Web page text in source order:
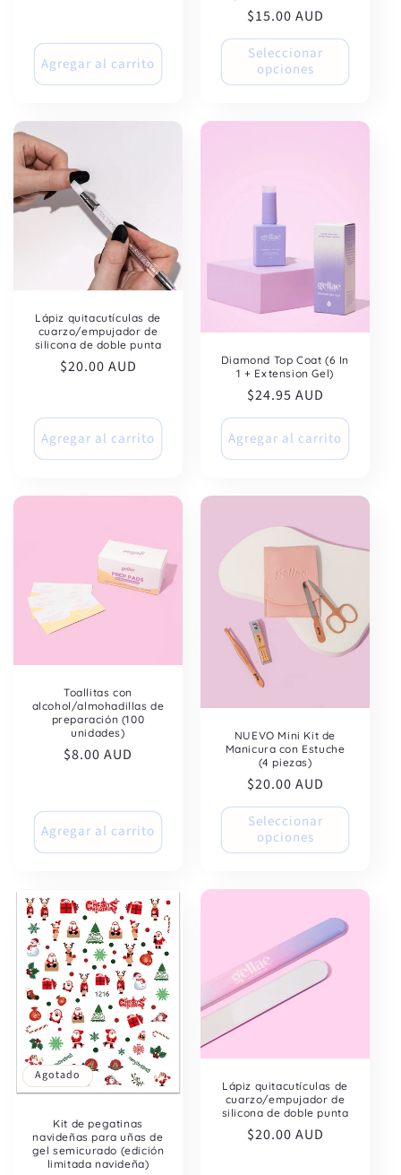
Agregar al carrito
Precio
habitual
$15.00 AUD
Seleccionar
opciones
Lápiz quitacutículas de
cuarzo/empujador de
silicona de doble punta
Precio
$20.00 AUD
Agregar al carrito
Diamond Top Coat (6 In
1 + Extension Gel)
Precio
habitual
$24.95 AUD
Agregar al carrito
Toallitas con
alcohol/almohadillas de
preparación (100
unidades)
Precio
$8.00 AUD
Agregar al carrito
NUEVO Mini Kit de
Manicura con Estuche
(4 piezas)
Precio
habitual
$20.00 AUD
Seleccionar
opciones
Agotado
Kit de pegatinas
navideñas para uñas de
gel semicurado (edición
limitada navideña)
Lápiz quitacutículas de
cuarzo/empujador de
silicona de doble punta
Precio
$20.00 AUD